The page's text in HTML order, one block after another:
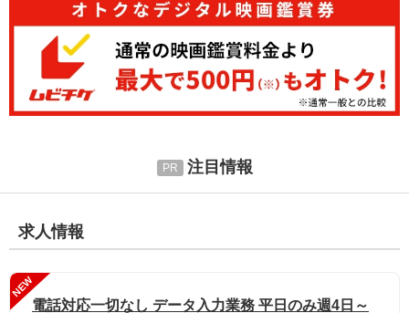
注目情報
求人情報
NEW
電話対応一切なし データ入力業務 平日のみ週4日～